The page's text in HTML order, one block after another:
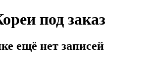
под заказ
ещё нет записей